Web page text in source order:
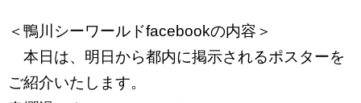
＜鴨川シーワールドfacebookの内容＞
本日は、明日から都内に掲示されるポスターを
ご紹介いたします。